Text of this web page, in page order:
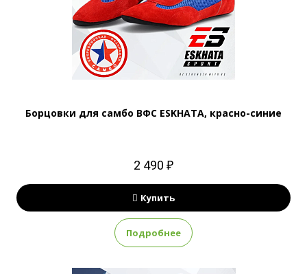
Борцовки для самбо ВФС ESKHATA, красно-синие
2 490 ₽
Купить
Подробнее